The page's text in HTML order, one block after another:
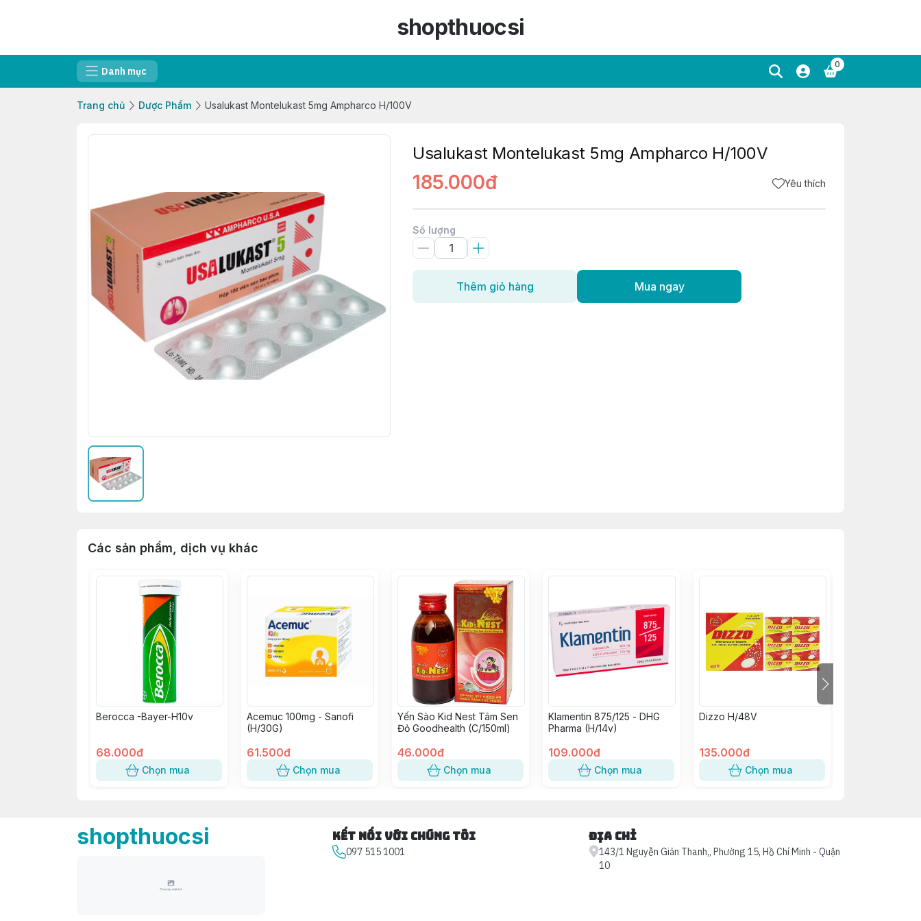
shopthuocsi
Danh mục
0
Trang chủ Dược Phẩm Usalukast Montelukast 5mg Ampharco H/100V
Usalukast Montelukast 5mg Ampharco H/100V
185.000đ Yêu thích
Số lượng
Thêm giỏ hàng Mua ngay
Các sản phẩm, dịch vụ khác
Berocca -Bayer-H10v
68.000đ
Chọn mua
Acemuc 100mg - Sanofi
(H/30G)
61.500đ
Chọn mua
Yến Sào Kid Nest Tâm Sen
Đỏ Goodhealth (C/150ml)
46.000đ
Chọn mua
Klamentin 875/125 - DHG
Pharma (H/14v)
109.000đ
Chọn mua
Dizzo H/48V
135.000đ
Chọn mua
shopthuocsi Kết nối với chúng tôi
097 515 1001
Địa chỉ
143/1 Nguyễn Giản Thanh,, Phường 15, Hồ Chí Minh - Quận
10